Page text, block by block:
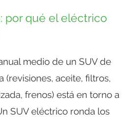
por qué el eléctrico
medio de un SUV de
(revisiones, aceite, filtros,
frenos) está en torno a
SUV eléctrico ronda los